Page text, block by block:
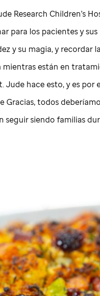
Research Children’s
para los pacientes y sus
y su magia, y recordar la
mientras están en
Jude hace esto, y es por
Gracias, todos
seguir siendo familias